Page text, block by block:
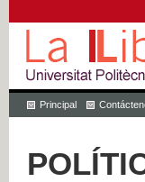
Principal